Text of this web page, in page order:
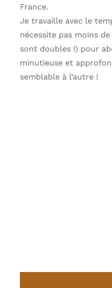
France.
Je travaille avec le
nécessite pas moins
sont doubles !) pour
minutieuse et
semblable à l’autre !